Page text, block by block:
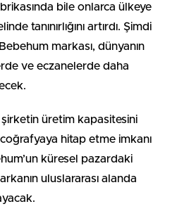
bile onlarca ülkeye
tanınırlığını artırdı. Şimdi
markası, dünyanın
ve eczanelerde daha
şirketin üretim kapasitesini
hitap etme imkanı
küresel pazardaki
uluslararası alanda